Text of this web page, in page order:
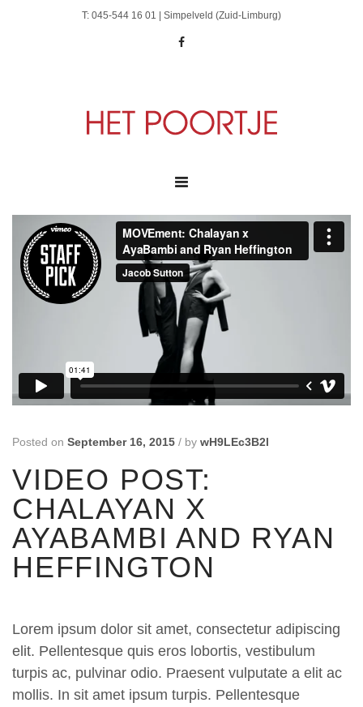
T: 045-544 16 01 | Simpelveld (Zuid-Limburg)
Posted on September 16, 2015 / by wH9LEc3B2l
VIDEO POST:
CHALAYAN X
AYABAMBI AND RYAN
HEFFINGTON
Lorem ipsum dolor sit amet, consectetur adipiscing
elit. Pellentesque quis eros lobortis, vestibulum
turpis ac, pulvinar odio. Praesent vulputate a elit ac
mollis. In sit amet ipsum turpis. Pellentesque